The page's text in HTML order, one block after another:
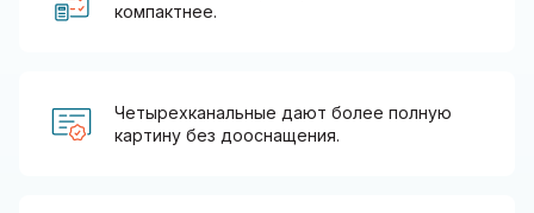
компактнее.
Четырехканальные дают более полную
картину без дооснащения.